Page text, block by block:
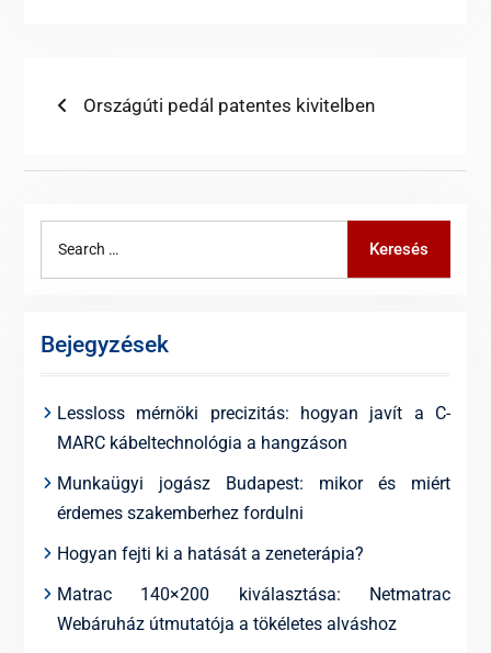
Bejegyzés
Previous
Országúti pedál patentes kivitelben
Keresés
Bejegyzések
Lessloss mérnöki precizitás: hogyan javít a C-
MARC kábeltechnológia a hangzáson
Munkaügyi jogász Budapest: mikor és miért
érdemes szakemberhez fordulni
Hogyan fejti ki a hatását a zeneterápia?
Matrac 140×200 kiválasztása: Netmatrac
Webáruház útmutatója a tökéletes alváshoz